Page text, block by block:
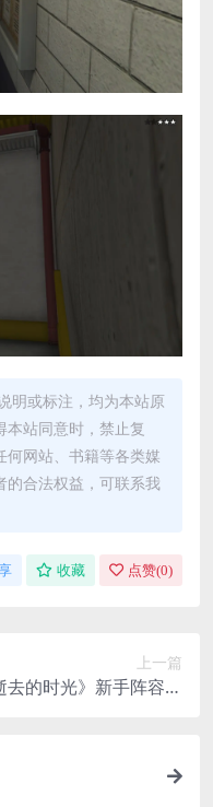
明或标注，均为本站原
站同意时，禁止复
何网站、书籍等各类媒
的合法权益，可联系我
收藏 点赞(0)
上一篇
去的时光》新手阵容推